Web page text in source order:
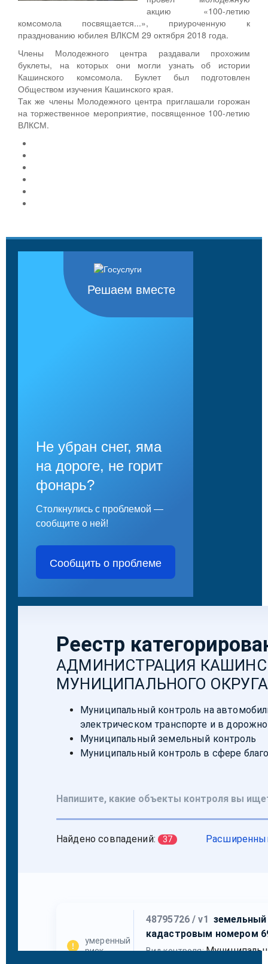
акцию «100-летию
комсомола посвящается...», приуроченную к
празднованию юбилея ВЛКСМ 29 октября 2018 года.
Члены Молодежного центра раздавали прохожим
буклеты, на которых они могли узнать об истории
Кашинского комсомола. Буклет был подготовлен
Обществом изучения Кашинского края.
Так же члены Молодежного центра приглашали горожан
на торжественное мероприятие, посвященное 100-летию
ВЛКСМ.
Решаем вместе
Не убран снег, яма
на дороге, не горит
фонарь?
Столкнулись с проблемой —
сообщите о ней!
Сообщить о проблеме